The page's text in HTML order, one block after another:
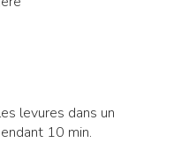
levures dans un
10 min.